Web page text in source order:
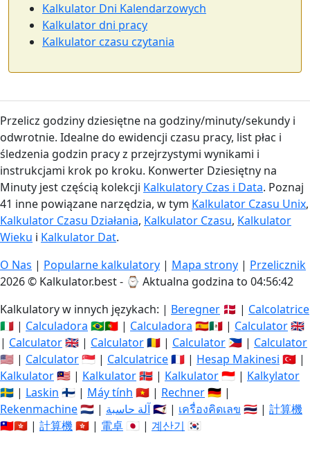
Kalkulator Dni Kalendarzowych
Kalkulator dni pracy
Kalkulator czasu czytania
Przelicz godziny dziesiętne na godziny/minuty/sekundy i
odwrotnie. Idealne do ewidencji czasu pracy, list płac i
śledzenia godzin pracy z przejrzystymi wynikami i
instrukcjami krok po kroku. Konwerter Dziesiętny na
Minuty jest częścią kolekcji Kalkulatory Czas i Data. Poznaj
41 inne powiązane narzędzia, w tym Kalkulator Czasu Unix,
Kalkulator Czasu Działania, Kalkulator Czasu, Kalkulator
Wieku i Kalkulator Dat.
O Nas | Popularne kalkulatory | Mapa strony | Przelicznik
2026 © Kalkulator.best - ⌚ Aktualna godzina to 04:56:43
Kalkulatory w innych językach: | Beregner 🇩🇰 | Calcolatrice
🇮🇹 | Calculadora 🇧🇷🇵🇹 | Calculadora 🇪🇸🇲🇽 | Calculator🇬🇧
| Calculator🇬🇧 | Calculator🇷🇴 | Calculator 🇵🇭 | Calculator
🇺🇸 | Calculator🇸🇬 | Calculatrice🇫🇷 | Hesap Makinesi 🇹🇷 |
Kalkulator🇲🇾 | Kalkulator🇳🇴 | Kalkulator🇮🇩 | Kalkylator
🇸🇪 | Laskin 🇫🇮 | Máy tính 🇻🇳 | Rechner🇩🇪 |
Rekenmachine🇳🇱 | آلة حاسبة🇸🇦 | เครื่องคิดเลข 🇹🇭 | 計算機
🇹🇼🇭🇰 | 計算機🇭🇰 | 電卓 🇯🇵 | 계산기 🇰🇷